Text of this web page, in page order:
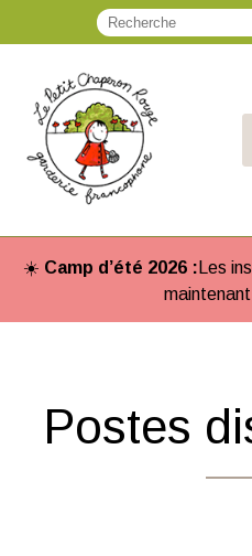
☀️ Camp d’été 2026 : Les
Postes